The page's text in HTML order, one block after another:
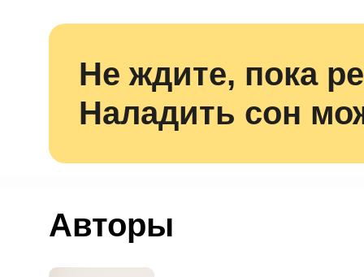
Не ждите, пока
Наладить сон
Авторы
Анастасия
Талицких
Консультант
по ГВ и сну